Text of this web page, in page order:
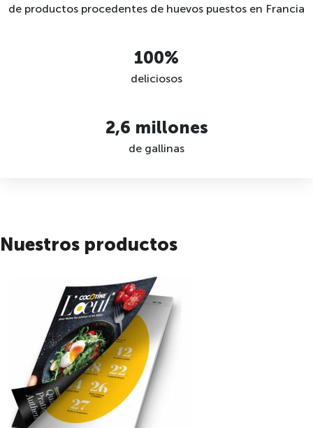
de productos procedentes de huevos puestos en Francia
100%
deliciosos
2,6 millones
de gallinas
Nuestros productos